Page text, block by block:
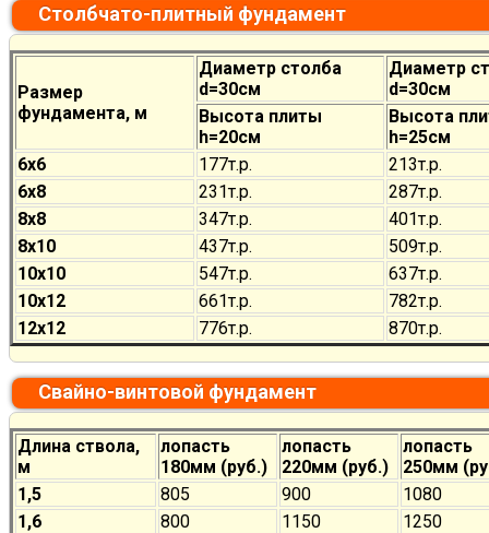
Столбчато-плитный фундамент
Размер
фундамента, м
Диаметр столба
d=30см
Диаметр
d=30см
Высота плиты
h=20см
Высота
h=25см
6х6
177т.р. 213т.р.
6х8
231т.р. 287т.р.
8х8
347т.р. 401т.р.
8х10
437т.р. 509т.р.
10х10
547т.р. 637т.р.
10х12
661т.р. 782т.р.
12х12
776т.р. 870т.р.
Свайно-винтовой фундамент
Длина ствола,
м
лопасть
180мм (руб.)
лопасть
220мм (руб.)
лопасть
250мм
1,5
805 900
1080
1,6
800 1150
1250